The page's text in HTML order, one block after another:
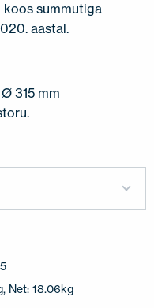
summutiga
aastal.
315 mm
Net: 18.06kg